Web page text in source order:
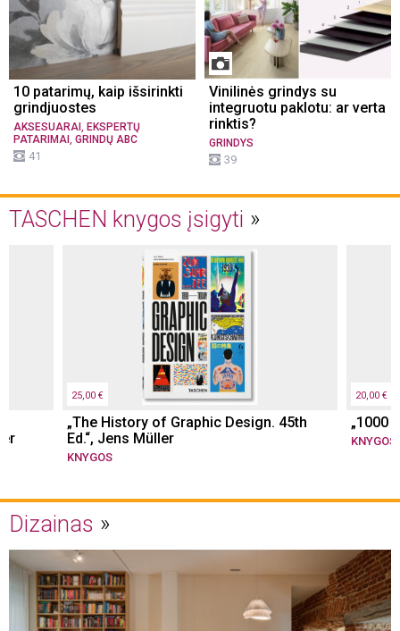
10 patarimų, kaip išsirinkti
grindjuostes
AKSESUARAI , EKSPERTŲ
PATARIMAI , GRINDŲ ABC
41
Vinilinės grindys su
integruotu paklotu: ar verta
rinktis?
GRINDYS
39
TASCHEN knygos įsigyti
25,00 €
„The History of Graphic Design. 45th
Ed.“, Jens Müller
KNYGOS
20,00 €
„1000
KNYGOS
Dizainas